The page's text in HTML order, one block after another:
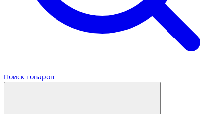
Поиск товаров